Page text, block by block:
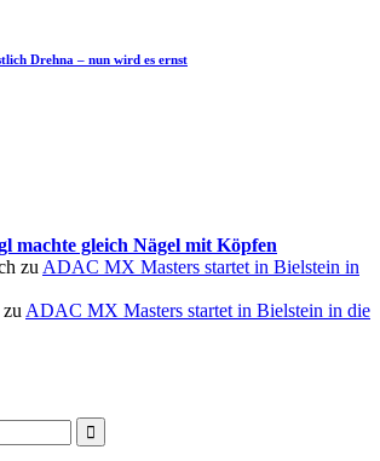
Drehna – nun wird es ernst
machte gleich Nägel mit Köpfen
zu ADAC MX Masters startet in Bielstein in
zu ADAC MX Masters startet in Bielstein in die